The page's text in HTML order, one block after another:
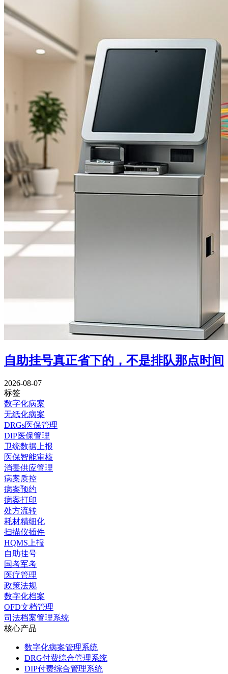
自助挂号真正省下的，不是排队那点时间
2026-08-07
标签
数字化病案
无纸化病案
DRGs医保管理
DIP医保管理
卫统数据上报
医保智能审核
消毒供应管理
病案质控
病案预约
病案打印
处方流转
耗材精细化
扫描仪插件
HQMS上报
自助挂号
国考军考
医疗管理
政策法规
数字化档案
OFD文档管理
司法档案管理系统
核心产品
数字化病案管理系统
DRG付费综合管理系统
DIP付费综合管理系统